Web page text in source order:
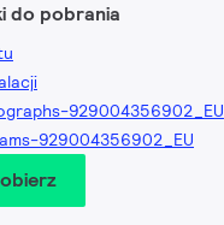
do pobrania
929004356902_EU
929004356902_EU